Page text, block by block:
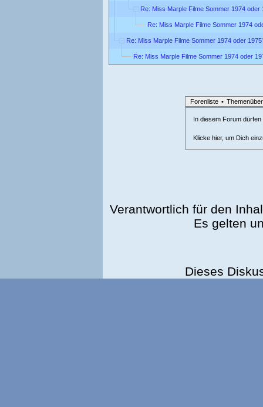
Re: Miss Marple Filme Sommer 1974 oder
Re: Miss Marple Filme Sommer 1974
Re: Miss Marple Filme Sommer 1974 oder
Re: Miss Marple Filme Sommer 1974 oder
Forenliste •
In diesem Forum
Klicke hier, um Dich
Verantwortlich für den
Es gelten
Dieses